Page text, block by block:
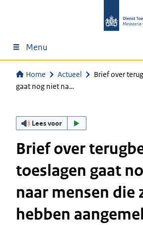
Menu
Home Actueel
Brief over
gaat nog niet na…
Lees voor
Brief over
toeslagen gaat
naar mensen die
hebben